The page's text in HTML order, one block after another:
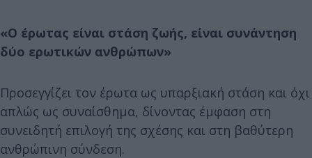
«Ο έρωτας είναι στάση ζωής, είναι συνάντηση
δύο ερωτικών ανθρώπων»
Προσεγγίζει τον έρωτα ως υπαρξιακή στάση και όχι
απλώς ως συναίσθημα, δίνοντας έμφαση στη
συνειδητή επιλογή της σχέσης και στη βαθύτερη
ανθρώπινη σύνδεση.